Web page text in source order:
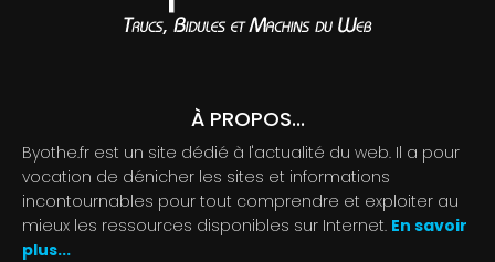
À PROPOS...
Byothe.fr est un site dédié à l'actualité du web. Il a pour
vocation de dénicher les sites et informations
incontournables pour tout comprendre et exploiter au
mieux les ressources disponibles sur Internet. En savoir
plus...